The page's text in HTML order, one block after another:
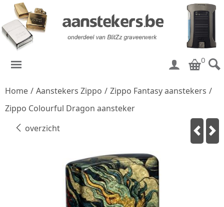
0
Home / Aanstekers Zippo / Zippo Fantasy aanstekers /
Zippo Colourful Dragon aansteker
overzicht